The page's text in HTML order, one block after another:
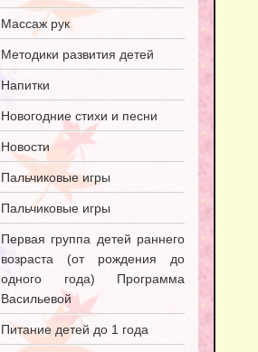
Массаж рук
Методики развития детей
Напитки
Новогодние стихи и песни
Новости
Пальчиковые игры
Пальчиковые игры
Первая группа детей раннего
возраста (от рождения до
одного года) Программа
Васильевой
Питание детей до 1 года